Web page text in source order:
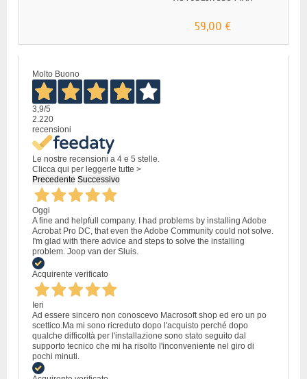
59,00 €
Molto Buono
3,9/5
2.220
recensioni
Le nostre recensioni a 4 e 5 stelle.
Clicca qui per leggerle tutte >
Precedente Successivo
Oggi
A fine and helpfull company. I had problems by installing Adobe
Acrobat Pro DC, that even the Adobe Community could not solve.
I'm glad with there advice and steps to solve the installing
problem. Joop van der Sluis.
Acquirente verificato
Ieri
Ad essere sincero non conoscevo Macrosoft shop ed ero un po
scettico.Ma mi sono ricreduto dopo l'acquisto perché dopo
qualche difficoltà per l'installazione sono stato seguito dal
supporto tecnico che mi ha risolto l'inconveniente nel giro di
pochi minuti.